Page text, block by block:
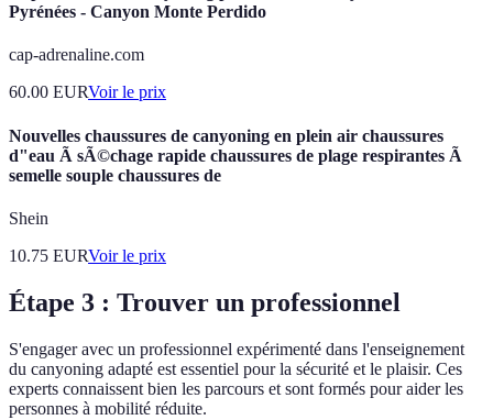
Pyrénées - Canyon Monte Perdido
cap-adrenaline.com
60.00 EURVoir le prix
Nouvelles chaussures de canyoning en plein air chaussures
d"eau Ã sÃ©chage rapide chaussures de plage respirantes Ã
semelle souple chaussures de
Shein
10.75 EURVoir le prix
Étape 3 : Trouver un professionnel
S'engager avec un professionnel expérimenté dans l'enseignement
du canyoning adapté est essentiel pour la sécurité et le plaisir. Ces
experts connaissent bien les parcours et sont formés pour aider les
personnes à mobilité réduite.